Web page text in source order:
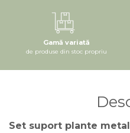
Gamă variată
de produse din stoc propriu
Set suport plante